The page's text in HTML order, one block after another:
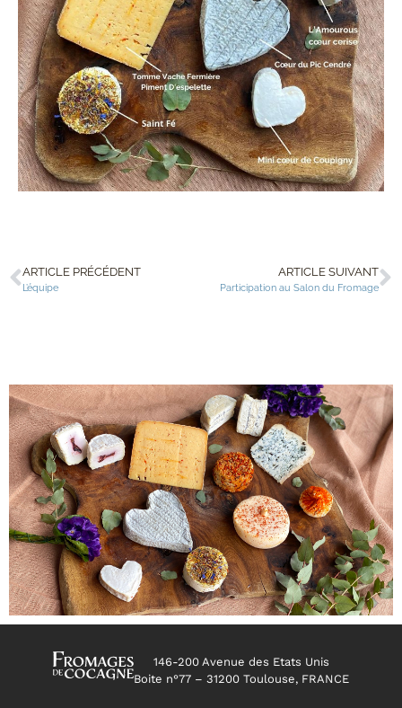
ARTICLE PRÉCÉDENT
L’équipe
ARTICLE SUIVANT
Participation au Salon du Fromage
146-200 Avenue des Etats Unis
Boite n°77 – 31200 Toulouse, FRANCE